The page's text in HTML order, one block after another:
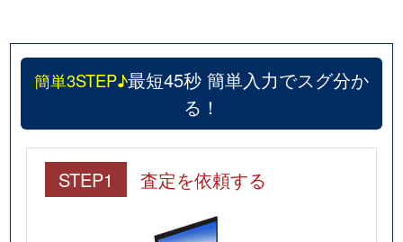
簡単3STEP♪最短45秒 簡単入力でスグ分か
る！
STEP1 査定を依頼する